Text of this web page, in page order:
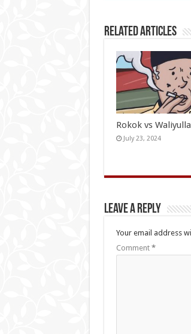
Related Articles
Rokok vs
July 23, 2024
Leave a Reply
Your email address
Comment *